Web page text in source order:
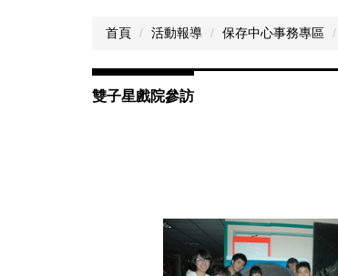
首頁 活動報導 保存中心事務專區
雙子星戲院參訪